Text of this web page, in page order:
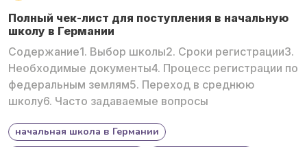
Полный чек-лист для поступления в начальную
школу в Германии
Содержание1. Выбор школы2. Сроки регистрации3.
Необходимые документы4. Процесс регистрации по
федеральным землям5. Переход в среднюю
школу6. Часто задаваемые вопросы
начальная школа в Германии